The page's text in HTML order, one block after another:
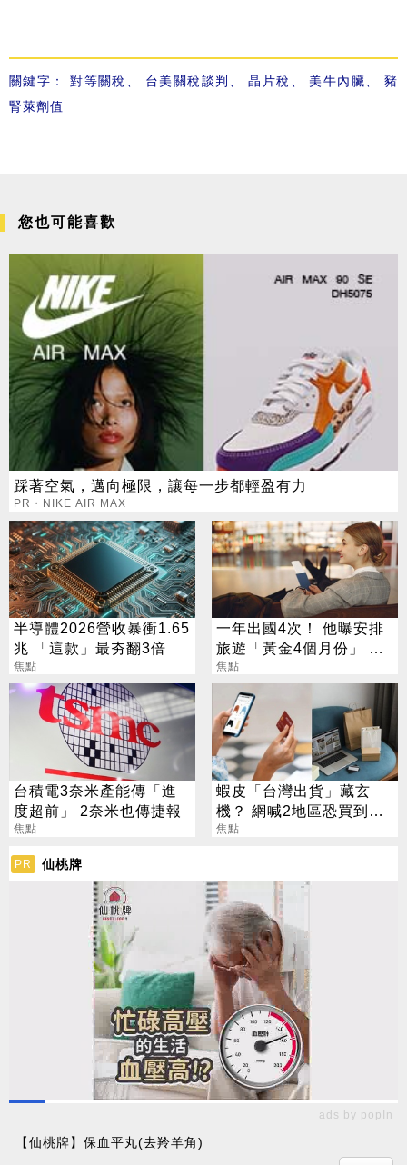
關鍵字：對等關稅 台美關稅談判 、晶片稅 美牛內臟 、豬
腎萊劑值
您也可能喜歡
踩著空氣，邁向極限，讓每一步都輕盈有力
PR・NIKE AIR MAX
半導體2026營收暴衝1.65
兆 「這款」最夯翻3倍
焦點
一年出國4次！ 他曝安排
旅遊「黃金4個月份」 卡
對整年活在期待中
焦點
台積電3奈米產能傳「進
度超前」 2奈米也傳捷報
焦點
蝦皮「台灣出貨」藏玄
機？ 網喊2地區恐買到假
貨 專家揭真相
焦點
PR 仙桃牌
ads by popIn
【仙桃牌】保血平丸(去羚羊角)